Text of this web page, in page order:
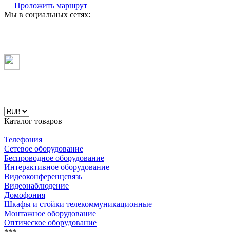
Проложить маршрут
Мы в социальных сетях:
Каталог товаров
Телефония
Сетевое оборудование
Беспроводное оборудование
Интерактивное оборудование
Видеоконференцсвязь
Видеонаблюдение
Домофония
Шкафы и стойки телекоммуникационные
Монтажное оборудование
Оптическое оборудование
***